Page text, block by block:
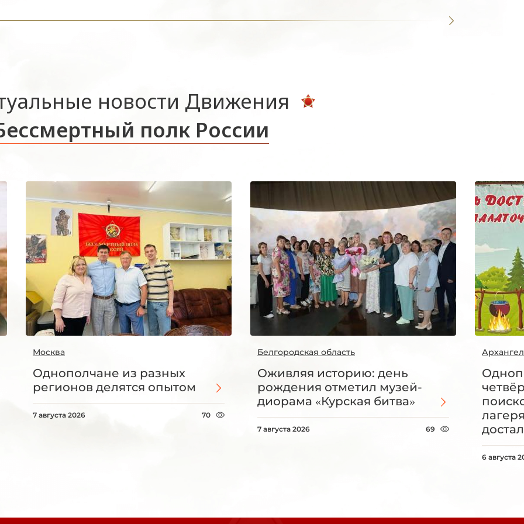
новости Движения
полк России
Москва
Однополчане из разных
регионов делятся опытом
7 августа 2026 70
Белгородская область
Оживляя историю: день
рождения отметил музей-
диорама «Курская битва»
7 августа 2026 69
6 августа